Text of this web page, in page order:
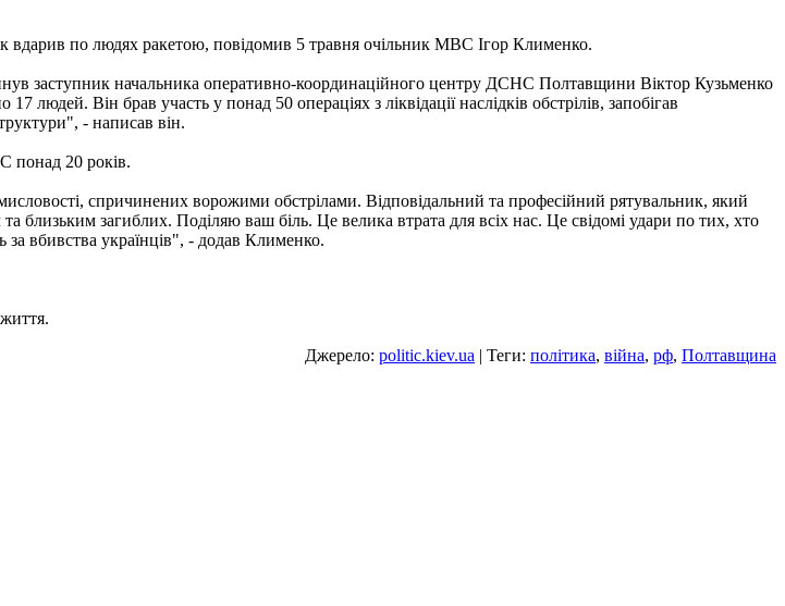
по людях ракетою, повідомив 5 травня очільник МВС Ігор Клименко.
заступник начальника оперативно-координаційного центру ДСНС Полтавщини Віктор Кузьменко
людей. Він брав участь у понад 50 операціях з ліквідації наслідків обстрілів, запобігав
- написав він.
понад 20 років.
спричинених ворожими обстрілами. Відповідальний та професійний рятувальник, який
близьким загиблих. Поділяю ваш біль. Це велика втрата для всіх нас. Це свідомі удари по тих, хто
вбивства українців", - додав Клименко.
Джерело: politic.kiev.ua | Теги: політика, війна, рф, Полтавщина